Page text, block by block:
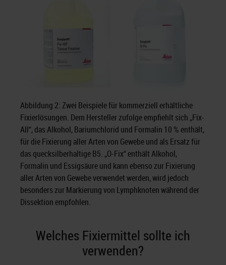
Abbildung 2: Zwei Beispiele für kommerziell erhältliche
Fixierlösungen. Dem Hersteller zufolge empfiehlt sich „Fix-
All“, das Alkohol, Bariumchlorid und Formalin 10 % enthält,
für die Fixierung aller Arten von Gewebe und als Ersatz für
das quecksilberhaltige B5. „O-Fix“ enthält Alkohol,
Formalin und Essigsäure und kann ebenso zur Fixierung
aller Arten von Gewebe verwendet werden, wird jedoch
besonders zur Markierung von Lymphknoten während der
Dissektion empfohlen.
Welches Fixiermittel sollte ich
verwenden?